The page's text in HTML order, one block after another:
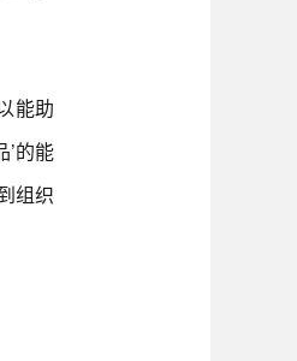
能助
的能
组织